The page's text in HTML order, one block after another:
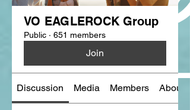
VO EAGLEROCK Group
Public · 651 members
Join
Discussion Media Members About